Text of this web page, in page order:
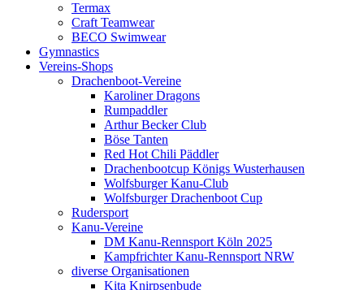
Termax
Craft Teamwear
BECO Swimwear
Gymnastics
Vereins-Shops
Drachenboot-Vereine
Karoliner Dragons
Rumpaddler
Arthur Becker Club
Böse Tanten
Red Hot Chili Päddler
Drachenbootcup Königs Wusterhausen
Wolfsburger Kanu-Club
Wolfsburger Drachenboot Cup
Rudersport
Kanu-Vereine
DM Kanu-Rennsport Köln 2025
Kampfrichter Kanu-Rennsport NRW
diverse Organisationen
Kita Knirpsenbude